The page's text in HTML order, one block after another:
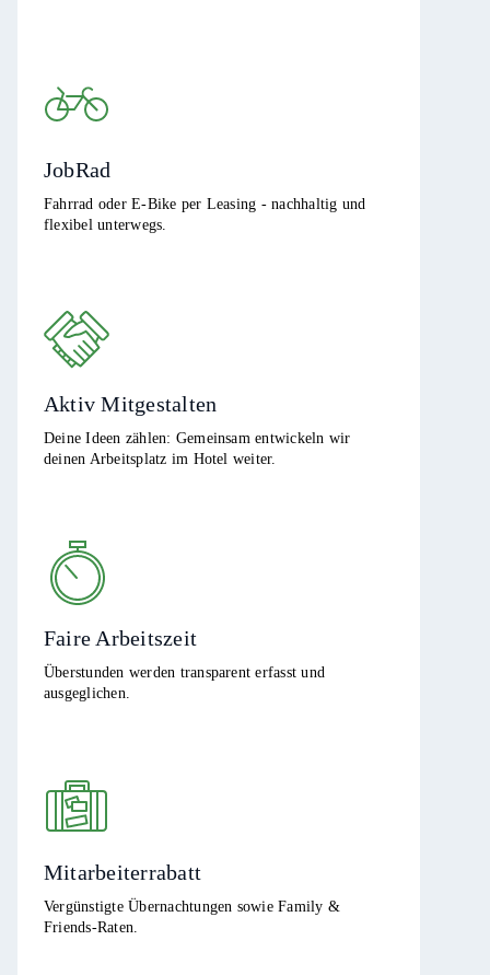
JobRad
Fahrrad oder E-Bike per Leasing - nachhaltig und
flexibel unterwegs.
Aktiv Mitgestalten
Deine Ideen zählen: Gemeinsam entwickeln wir
deinen Arbeitsplatz im Hotel weiter.
Faire Arbeitszeit
Überstunden werden transparent erfasst und
ausgeglichen.
Mitarbeiterrabatt
Vergünstigte Übernachtungen sowie Family &
Friends-Raten.